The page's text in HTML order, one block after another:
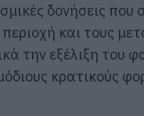
δονήσεις που
και τους
την εξέλιξη του
κρατικούς